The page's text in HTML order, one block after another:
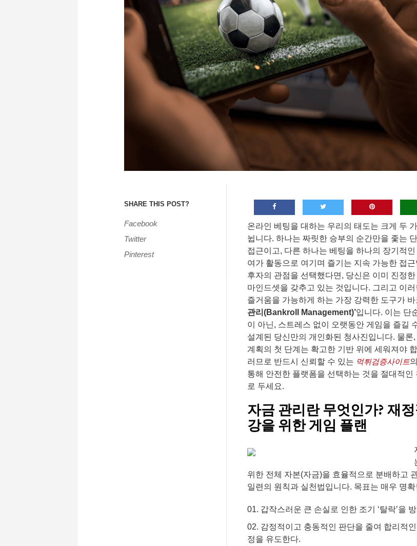
SHARE THIS POST?
Facebook
Twitter
Pinterest
온라인 베팅을 대하는 우리의 태도는 크게 두
뉩니다. 하나는 짜릿한 승부의 순간만을 좇는
접근이고, 다른 하나는 베팅을 하나의 장기적
여가 활동으로 여기며 즐기는 지속 가능한 접근
후자의 관점을 선택했다면, 당신은 이미 진정한
마인드셋을 갖추고 있는 것입니다. 그리고 이러
즐거움을 가능하게 하는 가장 강력한 도구가 바
관리(Bankroll Management)’입니다. 이는 단
이 아닌, 스트레스 없이 오랫동안 게임을 즐길
설계된 당신만의 개인화된 청사진입니다. 물론,
계획의 첫 단계는 확고한 기반 위에 세워져야
러므로 반드시 신뢰할 수 있는 먹튀검증사이트
통해 안전한 플랫폼을 선택하는 것을 절대적인
로 두세요.
자금 관리란 무엇인가? 재
강을 위한 게임 플랜
위한 전체 자본(자금)을 효율적으로 분배하고
일련의 원칙과 실천법입니다. 목표는 매우 명확
갑작스러운 큰 손실로 인한 조기 ‘탈락’을
감정적이고 충동적인 판단을 줄여 합리적
정을 유도한다.